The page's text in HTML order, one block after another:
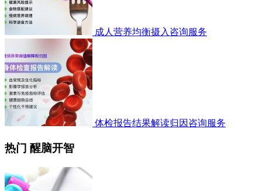
成人营养均衡摄入咨询服务
体检报告结果解读归因咨询服务
热门 醒脑开智